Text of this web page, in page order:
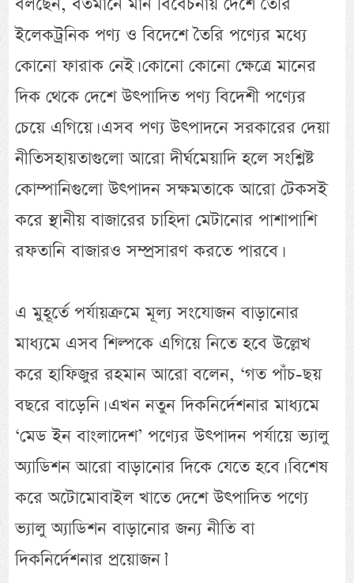
ইলেকট্রনিক পণ্য ও বিদেশে তৈরি পণ্যের মধ্যে
কোনো ফারাক নেই। কোনো কোনো ক্ষেত্রে মানের
দিক থেকে দেশে উৎপাদিত পণ্য বিদেশী পণ্যের
চেয়ে এগিয়ে। এসব পণ্য উৎপাদনে সরকারের দেয়া
নীতিসহায়তাগুলো আরো দীর্ঘমেয়াদি হলে সংশ্লিষ্ট
কোম্পানিগুলো উৎপাদন সক্ষমতাকে আরো টেকসই
করে স্থানীয় বাজারের চাহিদা মেটানোর পাশাপাশি
রফতানি বাজারও সম্প্রসারণ করতে পারবে।
এ মুহূর্তে পর্যায়ক্রমে মূল্য সংযোজন বাড়ানোর
মাধ্যমে এসব শিল্পকে এগিয়ে নিতে হবে উল্লেখ
করে হাফিজুর রহমান আরো বলেন, ‘গত পাঁচ-ছয়
বছরে বাড়েনি। এখন নতুন দিকনির্দেশনার মাধ্যমে
‘মেড ইন বাংলাদেশ’ পণ্যের উৎপাদন পর্যায়ে ভ্যালু
অ্যাডিশন আরো বাড়ানোর দিকে যেতে হবে। বিশেষ
করে অটোমোবাইল খাতে দেশে উৎপাদিত পণ্যে
ভ্যালু অ্যাডিশন বাড়ানোর জন্য নীতি বা
দিকনির্দেশনার প্রয়োজন।’